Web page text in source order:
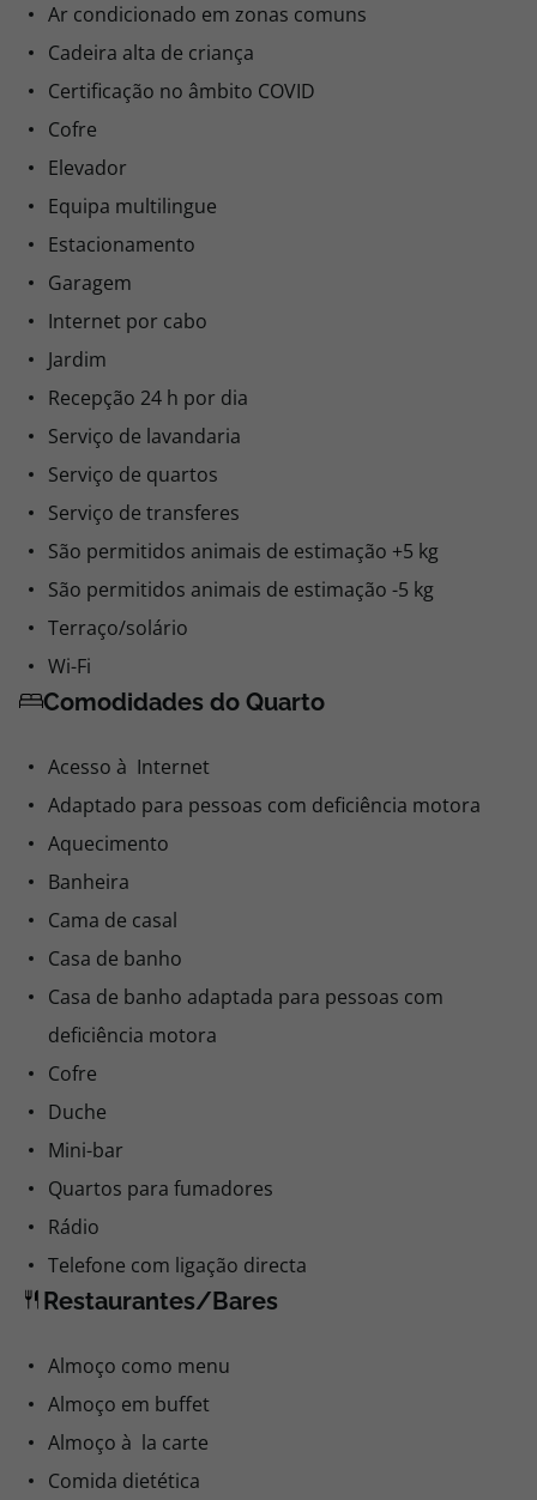
Ar condicionado em zonas comuns
Cadeira alta de criança
Certificação no âmbito COVID
Cofre
Elevador
Equipa multilingue
Estacionamento
Garagem
Internet por cabo
Jardim
Recepção 24 h por dia
Serviço de lavandaria
Serviço de quartos
Serviço de transferes
São permitidos animais de estimação +5 kg
São permitidos animais de estimação -5 kg
Terraço/solário
Wi-Fi
Comodidades do Quarto
Acesso à Internet
Adaptado para pessoas com deficiência motora
Aquecimento
Banheira
Cama de casal
Casa de banho
Casa de banho adaptada para pessoas com
deficiência motora
Cofre
Duche
Mini-bar
Quartos para fumadores
Rádio
Telefone com ligação directa
Restaurantes/Bares
Almoço como menu
Almoço em buffet
Almoço à la carte
Comida dietética